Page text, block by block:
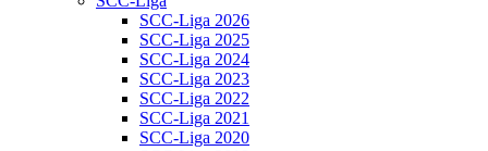
SCC-Liga 2026
SCC-Liga 2025
SCC-Liga 2024
SCC-Liga 2023
SCC-Liga 2022
SCC-Liga 2021
SCC-Liga 2020